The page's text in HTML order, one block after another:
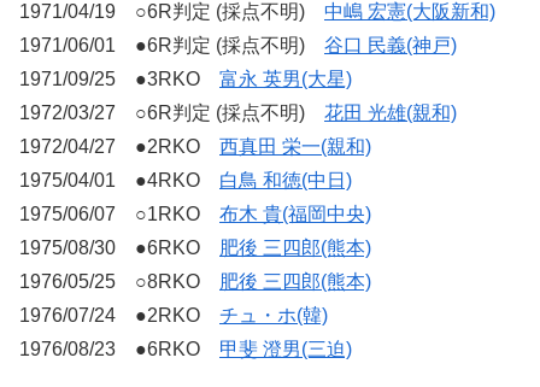
1971/04/19 ○6R判定 (採点不明) 中嶋 宏憲(大阪新和)
1971/06/01 ●6R判定 (採点不明) 谷口 民義(神戸)
1971/09/25 ●3RKO 富永 英男(大星)
1972/03/27 ○6R判定 (採点不明) 花田 光雄(親和)
1972/04/27 ●2RKO 西真田 栄一(親和)
1975/04/01 ●4RKO 白鳥 和徳(中日)
1975/06/07 ○1RKO 布木 貴(福岡中央)
1975/08/30 ●6RKO 肥後 三四郎(熊本)
1976/05/25 ○8RKO 肥後 三四郎(熊本)
1976/07/24 ●2RKO チュ・ホ(韓)
1976/08/23 ●6RKO 甲斐 澄男(三迫)